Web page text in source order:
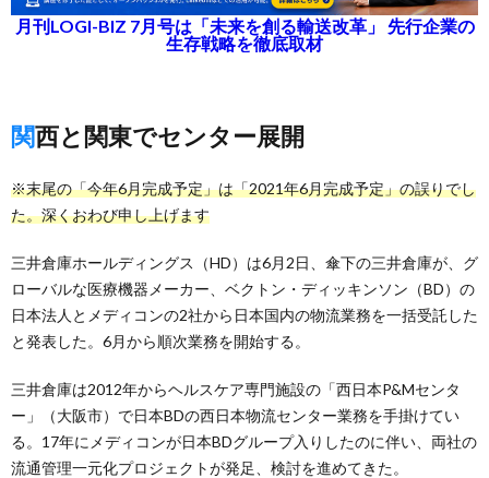
月刊LOGI-BIZ 7月号は「未来を創る輸送改革」 先行企業の
生存戦略を徹底取材
関西と関東でセンター展開
※末尾の「今年6月完成予定」は「2021年6月完成予定」の誤りでし
た。深くおわび申し上げます
三井倉庫ホールディングス（HD）は6月2日、傘下の三井倉庫が、グ
ローバルな医療機器メーカー、ベクトン・ディッキンソン（BD）の
日本法人とメディコンの2社から日本国内の物流業務を一括受託した
と発表した。6月から順次業務を開始する。
三井倉庫は2012年からヘルスケア専門施設の「西日本P&Mセンタ
ー」（大阪市）で日本BDの西日本物流センター業務を手掛けてい
る。17年にメディコンが日本BDグループ入りしたのに伴い、両社の
流通管理一元化プロジェクトが発足、検討を進めてきた。